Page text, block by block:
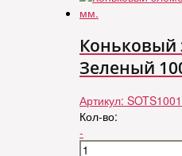
Коньковый
Зеленый
Артикул:
Кол-во:
-